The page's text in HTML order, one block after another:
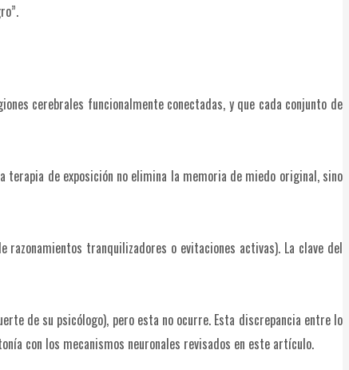
cerebrales funcionalmente conectadas, y que cada conjunto de
de exposición no elimina la memoria de miedo original, sino
tranquilizadores o evitaciones activas). La clave del
de su psicólogo), pero esta no ocurre. Esta discrepancia entre lo
con los mecanismos neuronales revisados en este artículo.